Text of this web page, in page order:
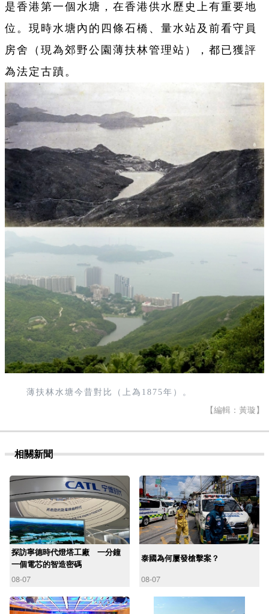
是香港第一個水塘，在香港供水歷史上有重要地
位。現時水塘內的四條石橋、量水站及前看守員
房舍（現為郊野公園薄扶林管理站），都已獲評
為法定古蹟。
薄扶林水塘今昔對比（上為1875年）。
【編輯：黃璇】
相關新聞
探訪寧德時代燈塔工廠 一分鐘
一個電芯的智造密碼
08-07
泰國為何屢發槍擊案？
08-07